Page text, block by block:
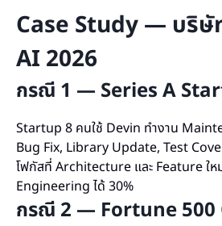
Case Study — บริษั
AI 2026
กรณี 1 — Series A
Startup 8 คนใช้ Devin ทำงาน
Bug Fix, Library Update, Test
โฟกัสที่ Architecture และ Feature ใ
Engineering ได้ 30%
กรณี 2 — Fortune 500